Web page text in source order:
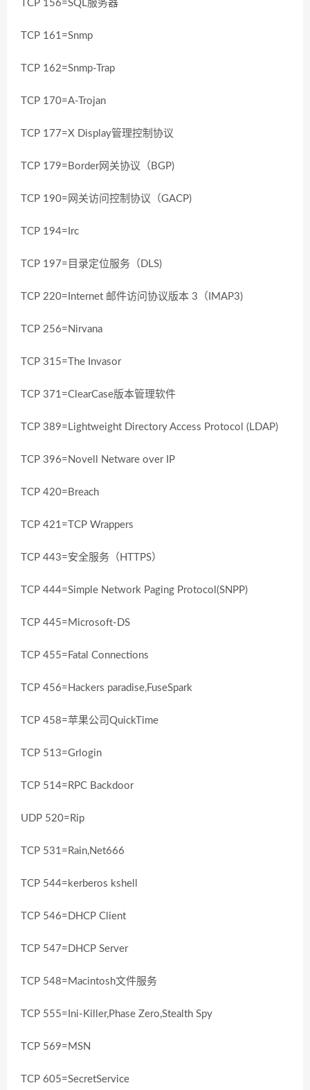
TCP 156=SQL服务器
TCP 161=Snmp
TCP 162=Snmp-Trap
TCP 170=A-Trojan
TCP 177=X Display管理控制协议
TCP 179=Border网关协议（BGP)
TCP 190=网关访问控制协议（GACP)
TCP 194=Irc
TCP 197=目录定位服务（DLS)
TCP 220=Internet 邮件访问协议版本 3（IMAP3)
TCP 256=Nirvana
TCP 315=The Invasor
TCP 371=ClearCase版本管理软件
TCP 389=Lightweight Directory Access Protocol (LDAP)
TCP 396=Novell Netware over IP
TCP 420=Breach
TCP 421=TCP Wrappers
TCP 443=安全服务（HTTPS）
TCP 444=Simple Network Paging Protocol(SNPP)
TCP 445=Microsoft-DS
TCP 455=Fatal Connections
TCP 456=Hackers paradise,FuseSpark
TCP 458=苹果公司QuickTime
TCP 513=Grlogin
TCP 514=RPC Backdoor
UDP 520=Rip
TCP 531=Rain,Net666
TCP 544=kerberos kshell
TCP 546=DHCP Client
TCP 547=DHCP Server
TCP 548=Macintosh文件服务
TCP 555=Ini-Killer,Phase Zero,Stealth Spy
TCP 569=MSN
TCP 605=SecretService